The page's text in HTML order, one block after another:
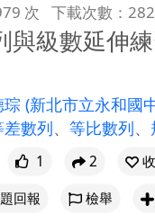
次 下載次數：
與級數延伸
琮 (新北市立永和國
差數列、 等比數列、
1 2
回報
檢舉